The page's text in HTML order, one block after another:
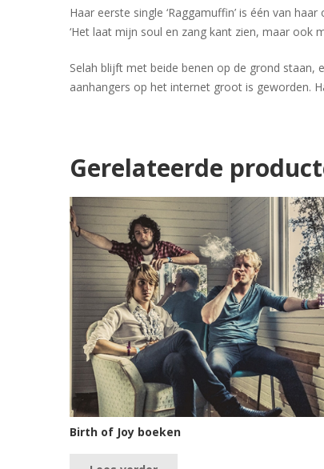
Haar eerste single ‘Raggamuffin’ is één van
‘Het laat mijn soul en zang kant zien, maar ook
Selah blijft met beide benen op de grond staan,
aanhangers op het internet groot is geworden.
Gerelateerde
Birth of Joy boeken